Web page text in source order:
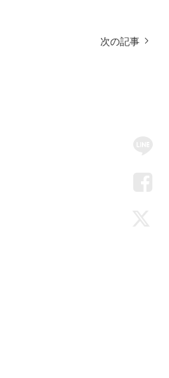
次の記事